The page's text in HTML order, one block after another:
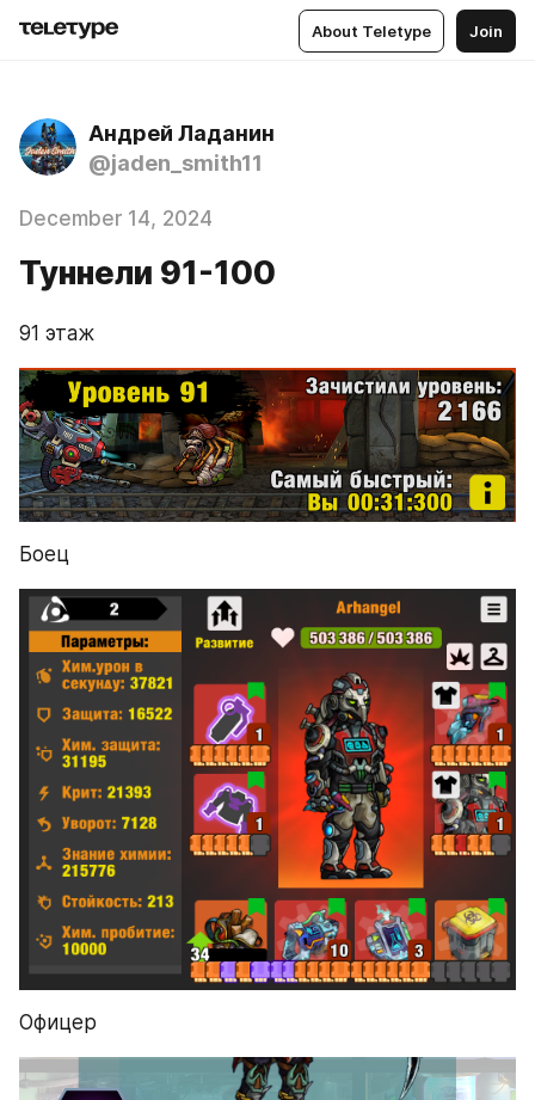
About Teletype Join
Андрей Ладанин
@jaden_smith11
December 14, 2024
Туннели 91-100
91 этаж
Боец
Офицер